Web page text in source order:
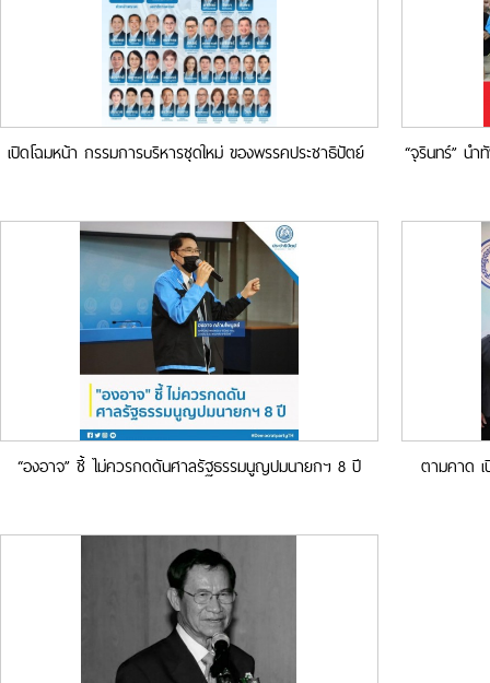
เปิดโฉมหน้า กรรมการบริหารชุดใหม่ ของพรรคประชาธิปัตย์
“จุรินทร์” น
“องอาจ” ชี้ ไม่ควรกดดันศาลรัฐธรรมนูญปมนายกฯ 8 ปี ตามคาด